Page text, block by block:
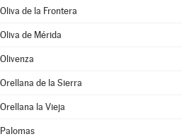
Oliva de la Frontera
Oliva de Mérida
Olivenza
Orellana de la Sierra
Orellana la Vieja
Palomas